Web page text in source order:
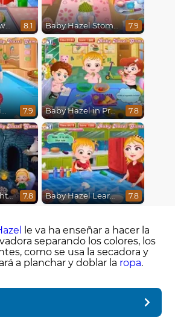
Baby Hazel Newborn Vaccination 8.1 Baby Hazel Stomach Care 7.9
Baby Hazel Swimming 7.9 Baby Hazel in Preschool 7.8
Baby Hazel Lighthouse Adventure 7.8 Baby Hazel Learns Colors 7.8
le va ha enseñar a hacer la
separando los colores, los
como se usa la secadora y
a planchar y doblar la ropa.